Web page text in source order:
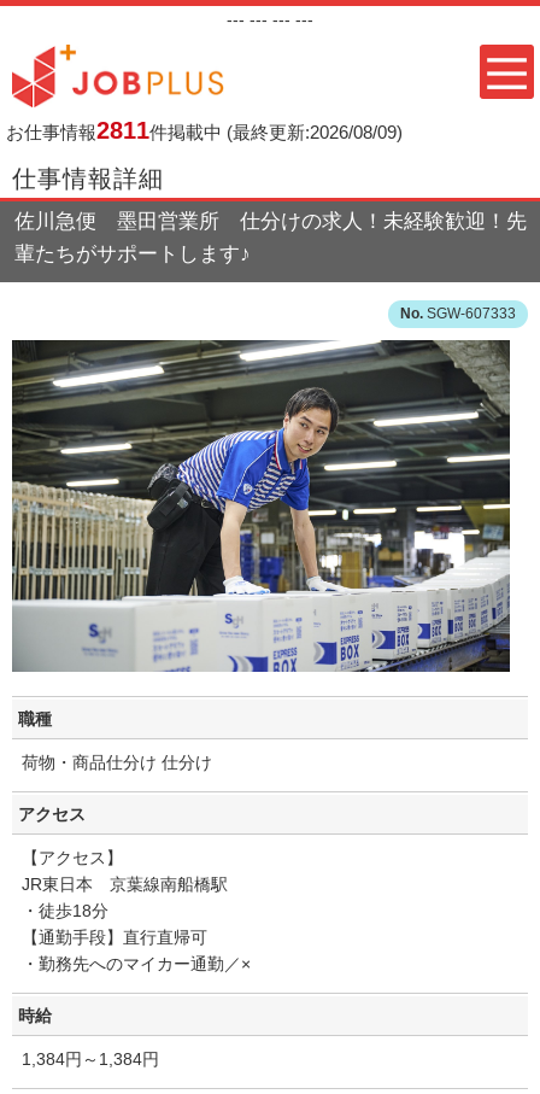
--- --- --- ---
お仕事情報2811件掲載中 (最終更新:2026/08/09)
仕事情報詳細
佐川急便 墨田営業所 仕分けの求人！未経験歓迎！先
輩たちがサポートします♪
SGW-607333
職種
荷物・商品仕分け 仕分け
アクセス
【アクセス】
JR東日本 京葉線南船橋駅
・徒歩18分
【通勤手段】直行直帰可
・勤務先へのマイカー通勤／×
時給
1,384円～1,384円